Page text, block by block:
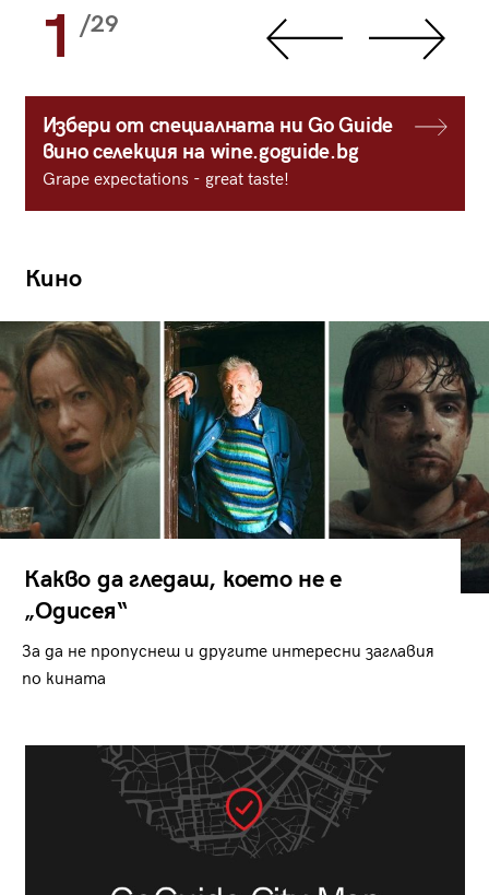
1 /29
Избери от специалната ни Go Guide
вино селекция на wine.goguide.bg
Grape expectations - great taste!
Кино
Какво да гледаш, което не е
„Одисея“
За да не пропуснеш и другите интересни заглавия
по кината